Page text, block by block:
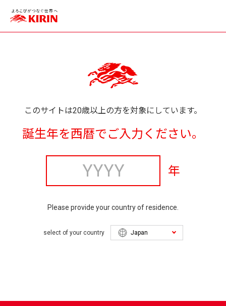
このサイトは20歳以上の方を対象にしています。
誕生年を西暦でご入力ください。
年
Please provide your country of residence.
select of your country